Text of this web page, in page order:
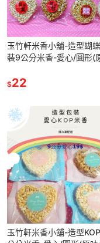
玉竹軒米香小舖-造型蝴
裝9公分米香-愛心/圓形(
口味至少10個)
$22
玉竹軒米香小舖-造型